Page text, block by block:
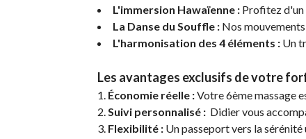
L'immersion Hawaïenne : Profitez d'un
La Danse du Souffle : Nos
L'harmonisation des 4 éléments : Un
Les avantages exclusifs de votre
Économie réelle :Votre 6ème massage
Suivi personnalisé : Didier vous
Flexibilité : Un passeport vers la